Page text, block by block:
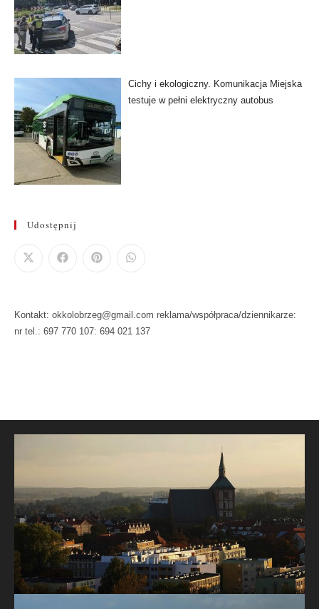
Cichy i ekologiczny. Komunikacja Miejska
testuje w pełni elektryczny autobus
Udostępnij
Kontakt: okkolobrzeg@gmail.com reklama/współpraca/dziennikarze:
nr tel.: 697 770 107: 694 021 137